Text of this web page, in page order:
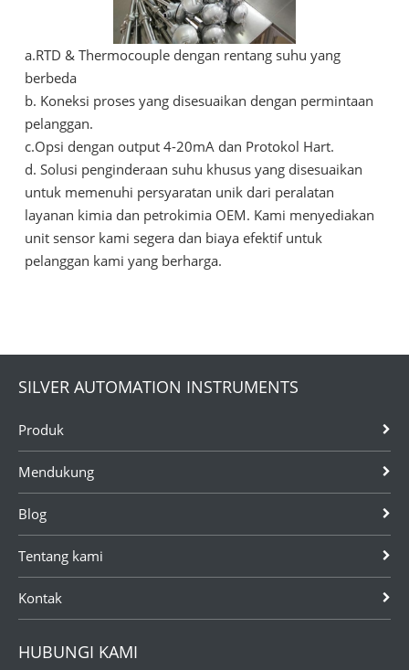
a.RTD & Thermocouple dengan rentang suhu yang
berbeda
b. Koneksi proses yang disesuaikan dengan permintaan
pelanggan.
c.Opsi dengan output 4-20mA dan Protokol Hart.
d. Solusi penginderaan suhu khusus yang disesuaikan
untuk memenuhi persyaratan unik dari peralatan
layanan kimia dan petrokimia OEM. Kami menyediakan
unit sensor kami segera dan biaya efektif untuk
pelanggan kami yang berharga.
SILVER AUTOMATION INSTRUMENTS
Produk
Mendukung
Blog
Tentang kami
Kontak
HUBUNGI KAMI